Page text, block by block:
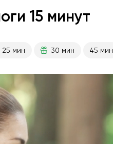
15 минут
25 мин 30 мин 45 мин